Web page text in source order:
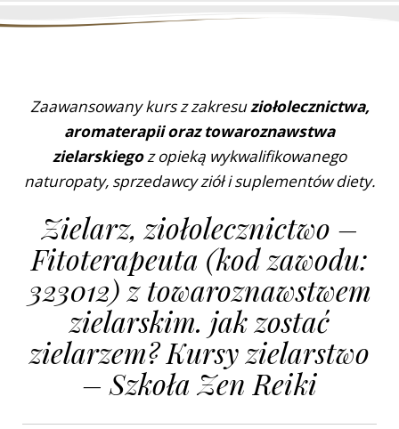
Zaawansowany kurs z zakresuziołolecznictwa,
aromaterapii oraz towaroznawstwa
zielarskiegoz opieką wykwalifikowanego
naturopaty, sprzedawcy ziół i suplementów diety.
Zielarz, ziołolecznictwo –
Fitoterapeuta (kod zawodu:
323012) z towaroznawstwem
zielarskim. jak zostać
zielarzem? Kursy zielarstwo
– Szkoła Zen Reiki